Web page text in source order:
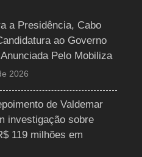
a Presidência, Cabo
ao Governo
Pelo Mobiliza
2026
de Valdemar
investigação sobre
119 milhões em